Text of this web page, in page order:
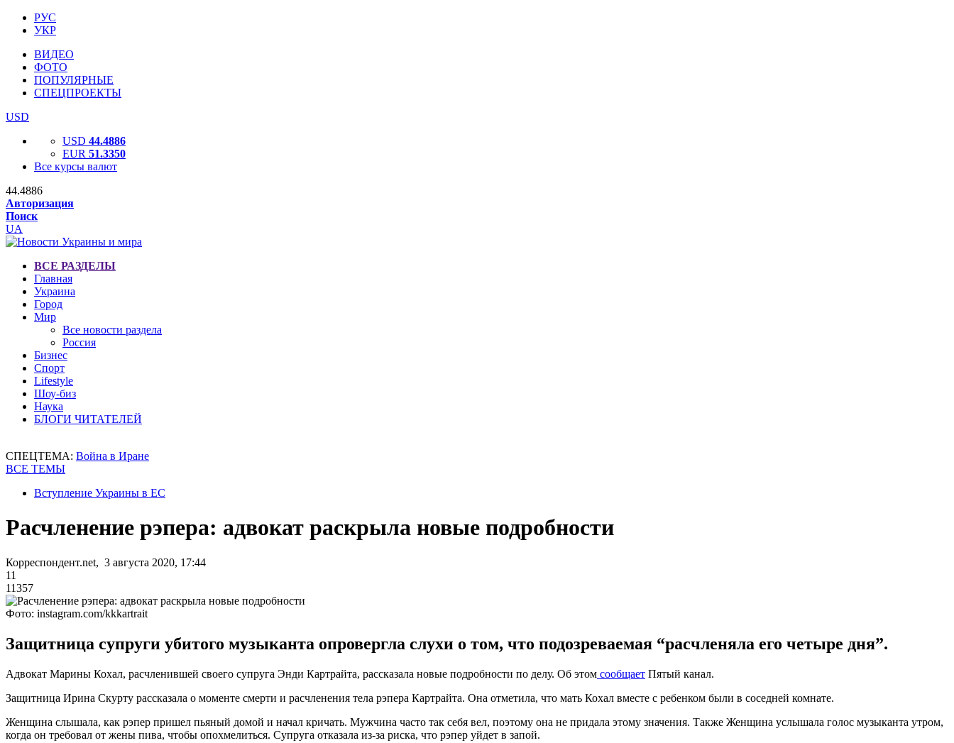
РУС
УКР
ВИДЕО
ФОТО
ПОПУЛЯРНЫЕ
СПЕЦПРОЕКТЫ
USD
USD 44.4886
EUR 51.3350
Все курсы валют
44.4886
Авторизация
Поиск
UA
ВСЕ РАЗДЕЛЫ
Главная
Украина
Город
Мир
Все новости раздела
Россия
Бизнес
Спорт
Lifestyle
Шоу-биз
Наука
БЛОГИ ЧИТАТЕЛЕЙ
СПЕЦТЕМА: Война в Иране
ВСЕ ТЕМЫ
Вступление Украины в ЕС
Расчленение рэпера: адвокат раскрыла новые подробности
Корреспондент.net, 3 августа 2020, 17:44
11
11357
Фото: instagram.com/kkkartrait
Защитница супруги убитого музыканта опровергла слухи о том, что подозреваемая “расчленяла его четыре дня”.
Адвокат Марины Кохал, расчленившей своего супруга Энди Картрайта, рассказала новые подробности по делу. Об этом сообщает Пятый канал.
Защитница Ирина Скурту рассказала о моменте смерти и расчленения тела рэпера Картрайта. Она отметила, что мать Кохал вместе с ребенком были в соседней комнате.
Женщина слышала, как рэпер пришел пьяный домой и начал кричать. Мужчина часто так себя вел, поэтому она не придала этому значения. Также Женщина услышала голос музыканта утром,
когда он требовал от жены пива, чтобы опохмелиться. Супруга отказала из-за риска, что рэпер уйдет в запой.